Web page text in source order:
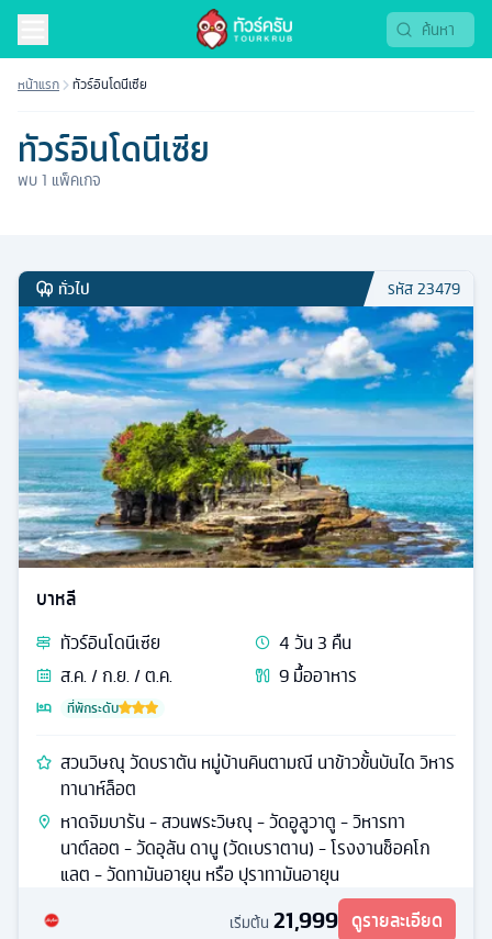
หน้าแรก ทัวร์อินโดนีเซีย
ทัวร์อินโดนีเซีย
พบ1 แพ็คเกจ
ทั่วไป รหัส23479
บาหลี
ทัวร์อินโดนีเซีย 4วัน3 คืน
ส.ค. / ก.ย. / ต.ค.
9มื้ออาหาร
ที่พักระดับ
สวนวิษณุ วัดบราตัน หมู่บ้านคินตามณี นาข้าวขั้นบันได วิหาร
ทานาห์ล็อต
หาดจิมบารัน - สวนพระวิษณุ - วัดอูลูวาตู - วิหารทา
นาต์ลอต - วัดอุลัน ดานู (วัดเบราตาน) - โรงงานช็อคโก
แลต - วัดทามันอายุน หรือ ปุราทามันอายุน
เริ่มต้น 21,999 ดูรายละเอียด
ทัวร์อินโดนีเซีย 2569 | Tourkrub